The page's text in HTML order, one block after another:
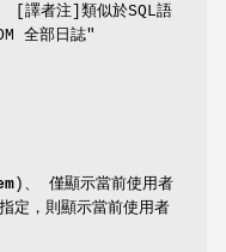
[譯者注]類似於SQL語
全部日誌"
)、 僅顯示當前使用者
定，則顯示當前使用者